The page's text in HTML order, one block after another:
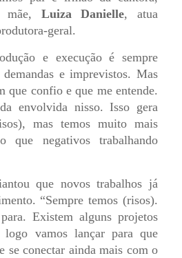
mãe, Luiza Danielle, atua
geral.
e execução é sempre
e imprevistos. Mas
que confio e que me entende.
envolvida nisso. Isso gera
mas temos muito mais
que negativos trabalhando
que novos trabalhos já
“Sempre temos (risos).
Existem alguns projetos
logo vamos lançar para que
se conectar ainda mais com o